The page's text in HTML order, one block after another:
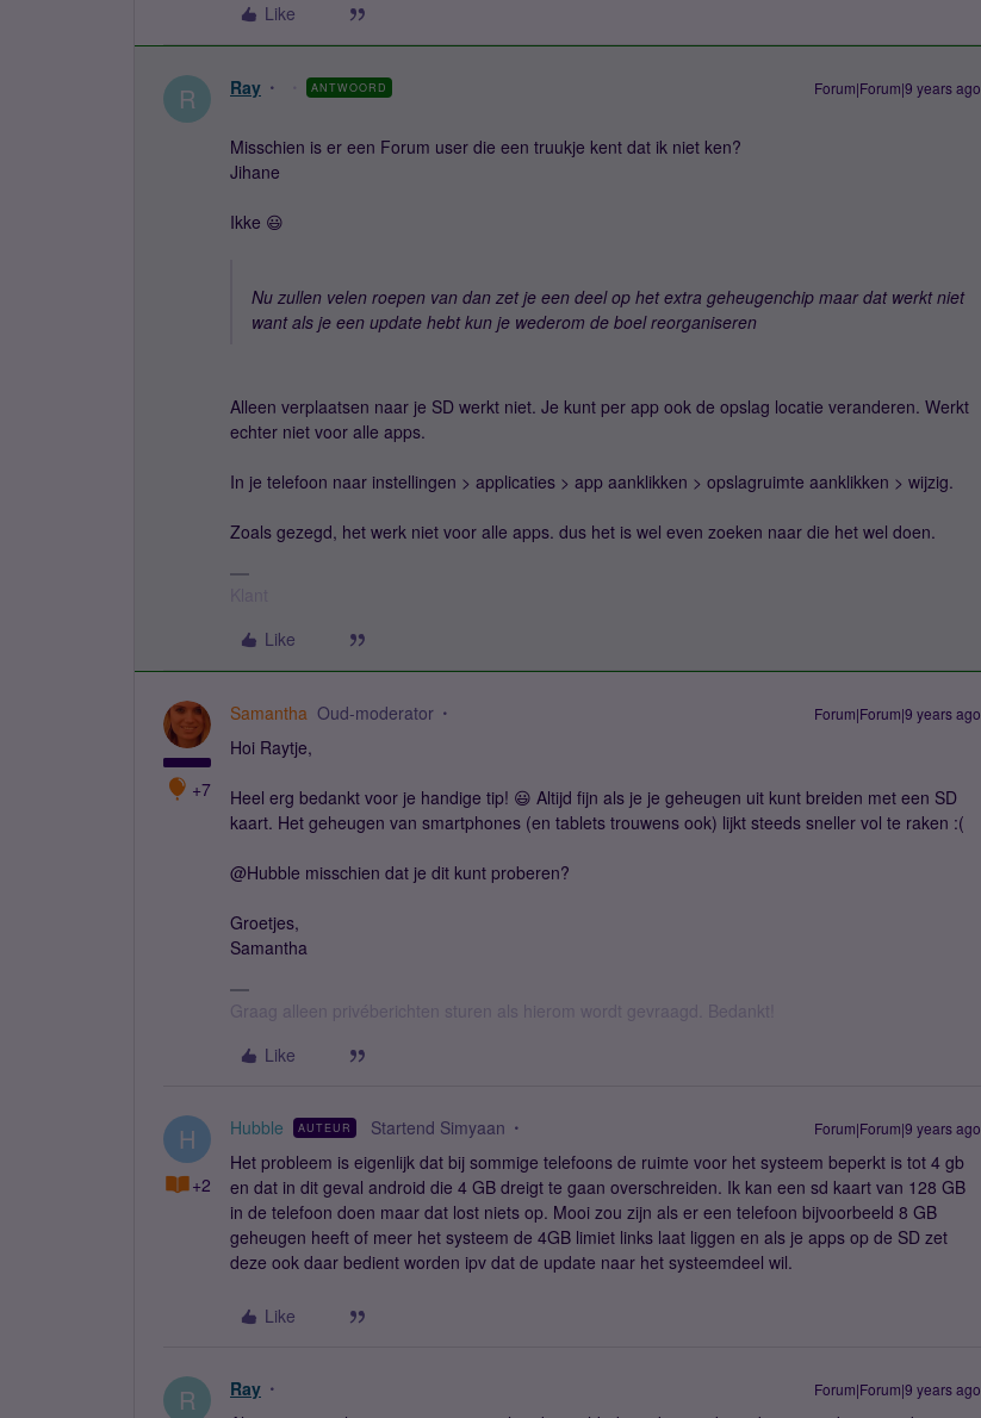
Like
R Ray ANTWOORD Forum|Forum|9 years ago
Misschien is er een Forum user die een truukje kent dat ik niet ken?
Jihane
Ikke 😃
Nu zullen velen roepen van dan zet je een deel op het extra geheugenchip maar dat werkt niet
want als je een update hebt kun je wederom de boel reorganiseren
Alleen verplaatsen naar je SD werkt niet. Je kunt per app ook de opslag locatie veranderen. Werkt
echter niet voor alle apps.
In je telefoon naar instellingen > applicaties > app aanklikken > opslagruimte aanklikken > wijzig.
Zoals gezegd, het werk niet voor alle apps. dus het is wel even zoeken naar die het wel doen.
Like
+7
Samantha Oud-moderator Forum|Forum|9 years ago
Hoi Raytje,
Heel erg bedankt voor je handige tip! 😃 Altijd fijn als je je geheugen uit kunt breiden met een SD
kaart. Het geheugen van smartphones (en tablets trouwens ook) lijkt steeds sneller vol te raken :(
@Hubble misschien dat je dit kunt proberen?
Groetjes,
Samantha
Graag alleen privéberichten sturen als hierom wordt gevraagd. Bedankt!
Like
H
+2
Hubble AUTEUR Startend Simyaan Forum|Forum|9 years ago
Het probleem is eigenlijk dat bij sommige telefoons de ruimte voor het systeem beperkt is tot 4 gb
en dat in dit geval android die 4 GB dreigt te gaan overschreiden. Ik kan een sd kaart van 128 GB
in de telefoon doen maar dat lost niets op. Mooi zou zijn als er een telefoon bijvoorbeeld 8 GB
geheugen heeft of meer het systeem de 4GB limiet links laat liggen en als je apps op de SD zet
deze ook daar bedient worden ipv dat de update naar het systeemdeel wil.
Like
R Ray Forum|Forum|9 years ago